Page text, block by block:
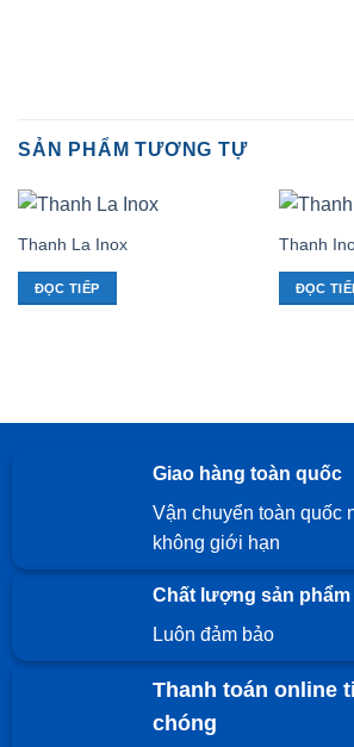
SẢN PHẨM TƯƠNG TỰ
Thanh La Inox
ĐỌC TIẾP
Thanh
ĐỌC
Giao hàng toàn quốc
Vận chuyển toàn quốc
không giới hạn
Chất lượng sản phẩm
Luôn đảm bảo
Thanh toán online
chóng